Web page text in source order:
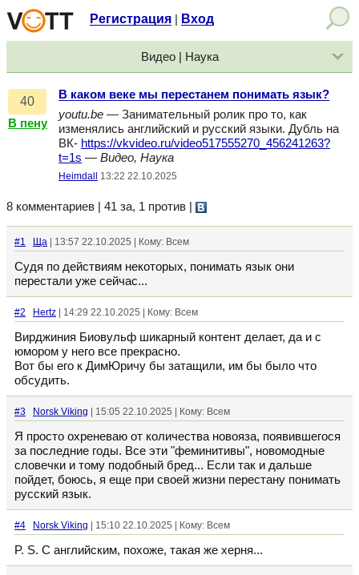
Регистрация Вход
Видео | Наука
40
В пену
В каком веке мы перестанем понимать язык?
youtu.be — Занимательный ролик про то, как
изменялись английский и русский языки. Дубль на
ВК- https://vkvideo.ru/video517555270_456241263?
t=1s — Видео, Наука
Heimdall 13:22 22.10.2025
8 комментариев | 41 за, 1 против
#1 Ща | 13:57 22.10.2025 | Кому: Всем
Судя по действиям некоторых, понимать язык они
перестали уже сейчас...
#2 Hertz | 14:29 22.10.2025 | Кому: Всем
Вирджиния Биовульф шикарный контент делает, да и с
юмором у него все прекрасно.
Вот бы его к ДимЮричу бы затащили, им бы было что
обсудить.
#3 Norsk Viking | 15:05 22.10.2025 | Кому: Всем
Я просто охреневаю от количества новояза, появившегося
за последние годы. Все эти "феминитивы", новомодные
словечки и тому подобный бред... Если так и дальше
пойдет, боюсь, я еще при своей жизни перестану понимать
русский язык.
#4 Norsk Viking | 15:10 22.10.2025 | Кому: Всем
P. S. С английским, похоже, такая же херня...